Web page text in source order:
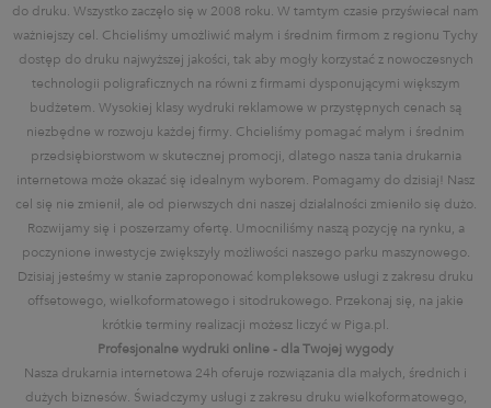
do druku. Wszystko zaczęło się w 2008 roku. W tamtym czasie przyświecał nam
ważniejszy cel. Chcieliśmy umożliwić małym i średnim firmom z regionu Tychy
dostęp do druku najwyższej jakości, tak aby mogły korzystać z nowoczesnych
technologii poligraficznych na równi z firmami dysponującymi większym
budżetem. Wysokiej klasy wydruki reklamowe w przystępnych cenach są
niezbędne w rozwoju każdej firmy. Chcieliśmy pomagać małym i średnim
przedsiębiorstwom w skutecznej promocji, dlatego nasza tania drukarnia
internetowa może okazać się idealnym wyborem. Pomagamy do dzisiaj! Nasz
cel się nie zmienił, ale od pierwszych dni naszej działalności zmieniło się dużo.
Rozwijamy się i poszerzamy ofertę. Umocniliśmy naszą pozycję na rynku, a
poczynione inwestycje zwiększyły możliwości naszego parku maszynowego.
Dzisiaj jesteśmy w stanie zaproponować kompleksowe usługi z zakresu druku
offsetowego, wielkoformatowego i sitodrukowego. Przekonaj się, na jakie
krótkie terminy realizacji możesz liczyć w Piga.pl.
Profesjonalne wydruki online - dla Twojej wygody
Nasza drukarnia internetowa 24h oferuje rozwiązania dla małych, średnich i
dużych biznesów. Świadczymy usługi z zakresu druku wielkoformatowego,